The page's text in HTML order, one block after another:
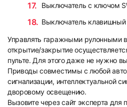
Выключатель с ключом
Выключатель клавишный
Управлять гаражными рулонными
открытие/закрытие
пульте. Для этого даже не нужно
Приводы совместимы с любой
сигнализации, интеллектуальной
дворовому освещению.
Вызовите через сайт эксперта для